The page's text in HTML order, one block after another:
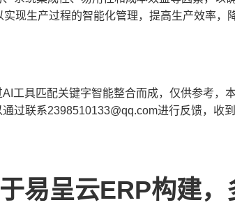
现生产过程的智能化管理，提高生产效率，
工具匹配关键字智能整合而成，仅供参考，
过联系2398510133@qq.com进行反馈，收
易呈云ERP构建，